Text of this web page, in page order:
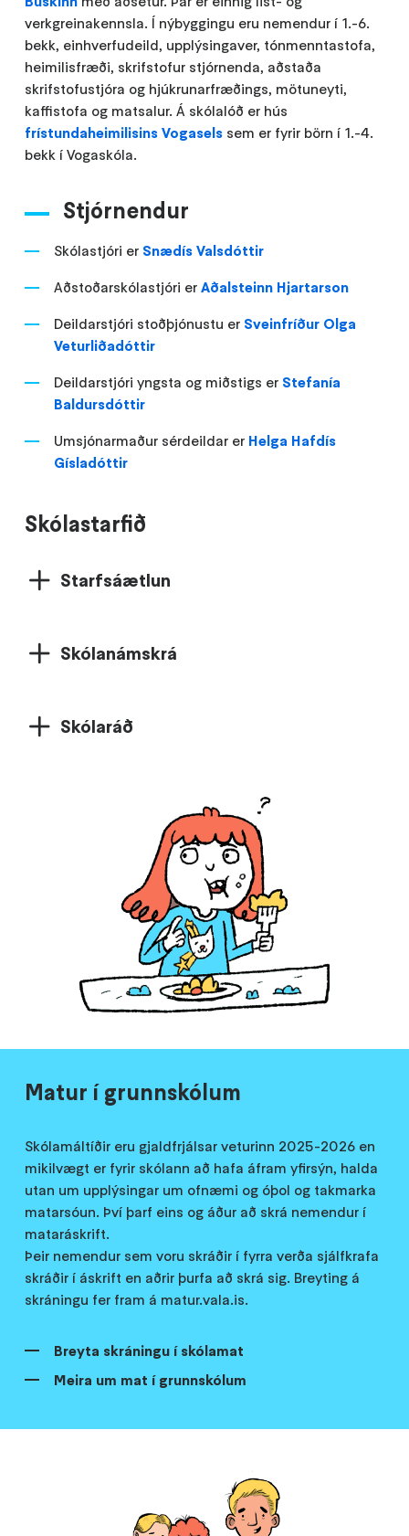
verkgreinakennsla. Í nýbyggingu eru nemendur í 1.-6.
bekk, einhverfudeild, upplýsingaver, tónmenntastofa,
heimilisfræði, skrifstofur stjórnenda, aðstaða
skrifstofustjóra og hjúkrunarfræðings, mötuneyti,
kaffistofa og matsalur. Á skólalóð er hús
frístundaheimilisins Vogasels sem er fyrir börn í 1.-4.
bekk í Vogaskóla.
Stjórnendur
Skólastjóri er Snædís Valsdóttir
Aðstoðarskólastjóri erAðalsteinn Hjartarson
Deildarstjóri stoðþjónustu er Sveinfríður Olga
Veturliðadóttir
Deildarstjóri yngsta og miðstigs er Stefanía
Baldursdóttir
Umsjónarmaður sérdeildar er Helga Hafdís
Gísladóttir
Skólastarfið
Starfsáætlun
Skólanámskrá
Skólaráð
Matur í grunnskólum
Skólamáltíðir eru gjaldfrjálsar veturinn 2025-2026 en
mikilvægt er fyrir skólann að hafa áfram yfirsýn, halda
utan um upplýsingar um ofnæmi og óþol og takmarka
matarsóun. Því þarf eins og áður að skrá nemendur í
mataráskrift.
Þeir nemendur sem voru skráðir í fyrra verða sjálfkrafa
skráðir í áskrift en aðrir þurfa að skrá sig. Breyting á
skráningu fer fram á matur.vala.is.
Breyta skráningu í skólamat
Meira um mat í grunnskólum